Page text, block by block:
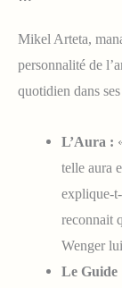
Mikel Arteta,
personnalité de
quotidien dans
L’Aura :
telle aura
explique-
reconnait
Wenger
Le Guide